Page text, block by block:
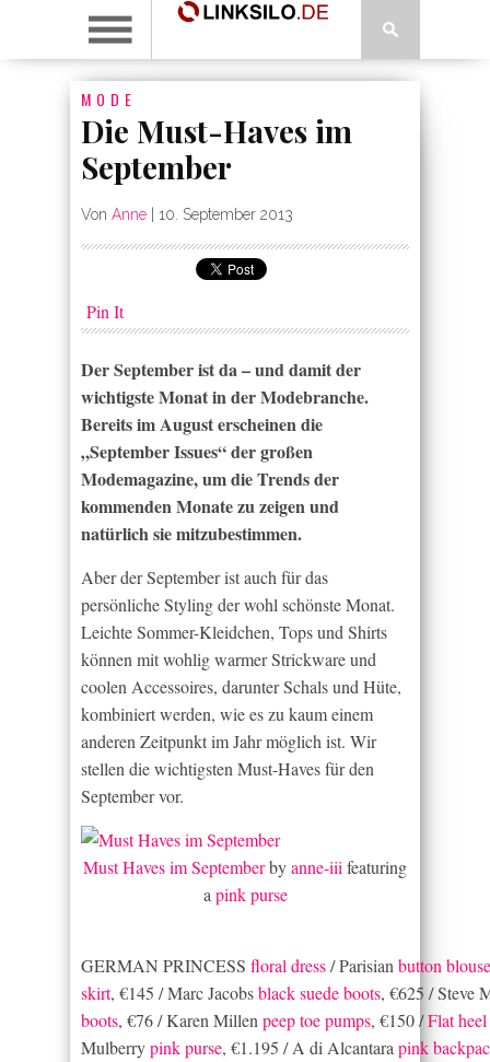
MODE
Die Must-Haves im
September
Von Anne 10. September 2013
Pin It
Der September ist da – und damit der
wichtigste Monat in der Modebranche.
Bereits im August erscheinen die
„September Issues“ der großen
Modemagazine, um die Trends der
kommenden Monate zu zeigen und
natürlich sie mitzubestimmen.
Aber der September ist auch für das
persönliche Styling der wohl schönste Monat.
Leichte Sommer-Kleidchen, Tops und Shirts
können mit wohlig warmer Strickware und
coolen Accessoires, darunter Schals und Hüte,
kombiniert werden, wie es zu kaum einem
anderen Zeitpunkt im Jahr möglich ist. Wir
stellen die wichtigsten Must-Haves für den
September vor.
Must Haves im Septemberbyanne-iii featuring
a pink purse
GERMAN PRINCESS floral dress/ Parisian button blouse
skirt, €145 / Marc Jacobsblack suede boots, €625 / Steve
boots, €76 / Karen Millen peep toe pumps, €150 /Flat
Mulberrypink purse, €1.195 / A di Alcantara pink